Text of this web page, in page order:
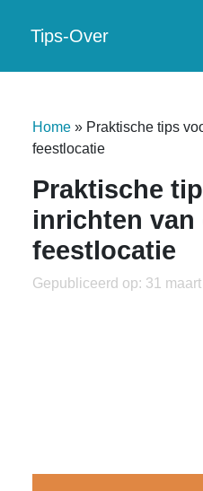
Tips-Over
Home » Praktische tips
feestlocatie
Praktische
inrichten van
feestlocatie
Gepubliceerd op: 31